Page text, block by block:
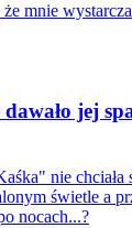
mnie
jej
nie chciała
świetle a
nocach...?